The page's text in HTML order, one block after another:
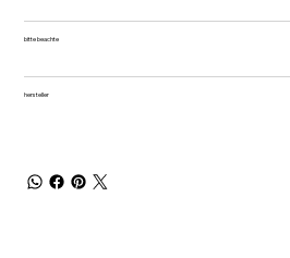
bitte beachte
hersteller